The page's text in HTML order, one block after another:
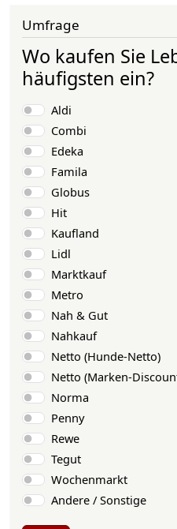
Umfrage
Wo kaufen Sie
häufigsten ein?
Choices
Aldi
Combi
Edeka
Famila
Globus
Hit
Kaufland
Lidl
Marktkauf
Metro
Nah & Gut
Nahkauf
Netto (Hunde-Netto)
Netto (Marken-
Norma
Penny
Rewe
Tegut
Wochenmarkt
Andere / Sonstige